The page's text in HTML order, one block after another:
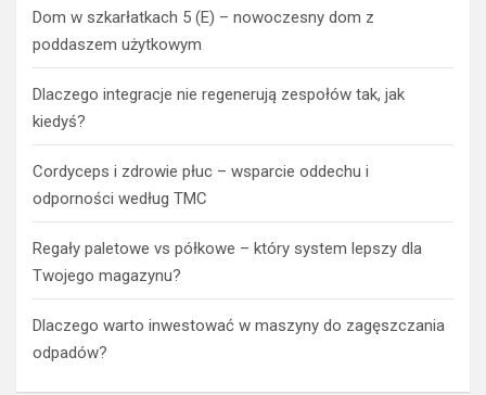
Dom w szkarłatkach 5 (E) – nowoczesny dom z
poddaszem użytkowym
Dlaczego integracje nie regenerują zespołów tak, jak
kiedyś?
Cordyceps i zdrowie płuc – wsparcie oddechu i
odporności według TMC
Regały paletowe vs półkowe – który system lepszy dla
Twojego magazynu?
Dlaczego warto inwestować w maszyny do zagęszczania
odpadów?